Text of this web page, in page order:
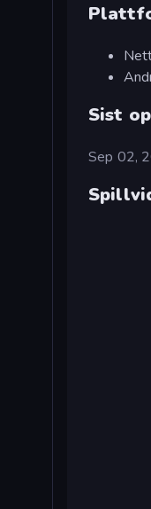
Sist
Sep 02,